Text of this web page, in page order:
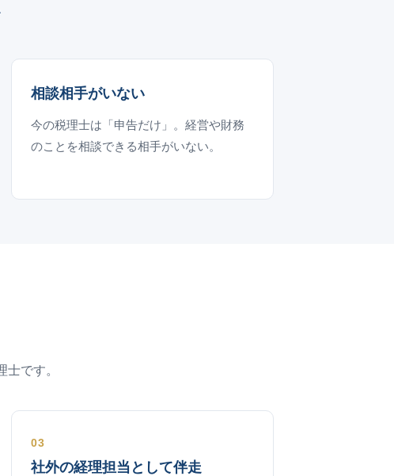
相談相手がいない
今の税理士は「申告だけ」。経営や財務
のことを相談できる相手がいない。
です。
03
社外の経理担当として伴走